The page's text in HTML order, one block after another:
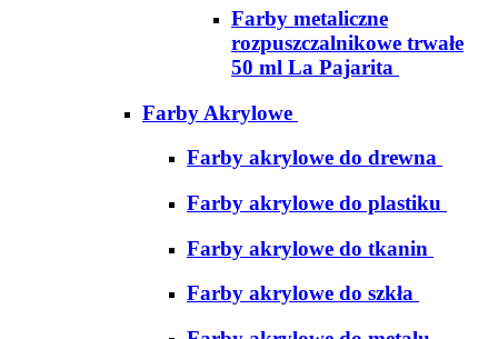
Farby metaliczne
rozpuszczalnikowe trwałe
50 ml La Pajarita
Farby Akrylowe
Farby akrylowe do drewna
Farby akrylowe do plastiku
Farby akrylowe do tkanin
Farby akrylowe do szkła